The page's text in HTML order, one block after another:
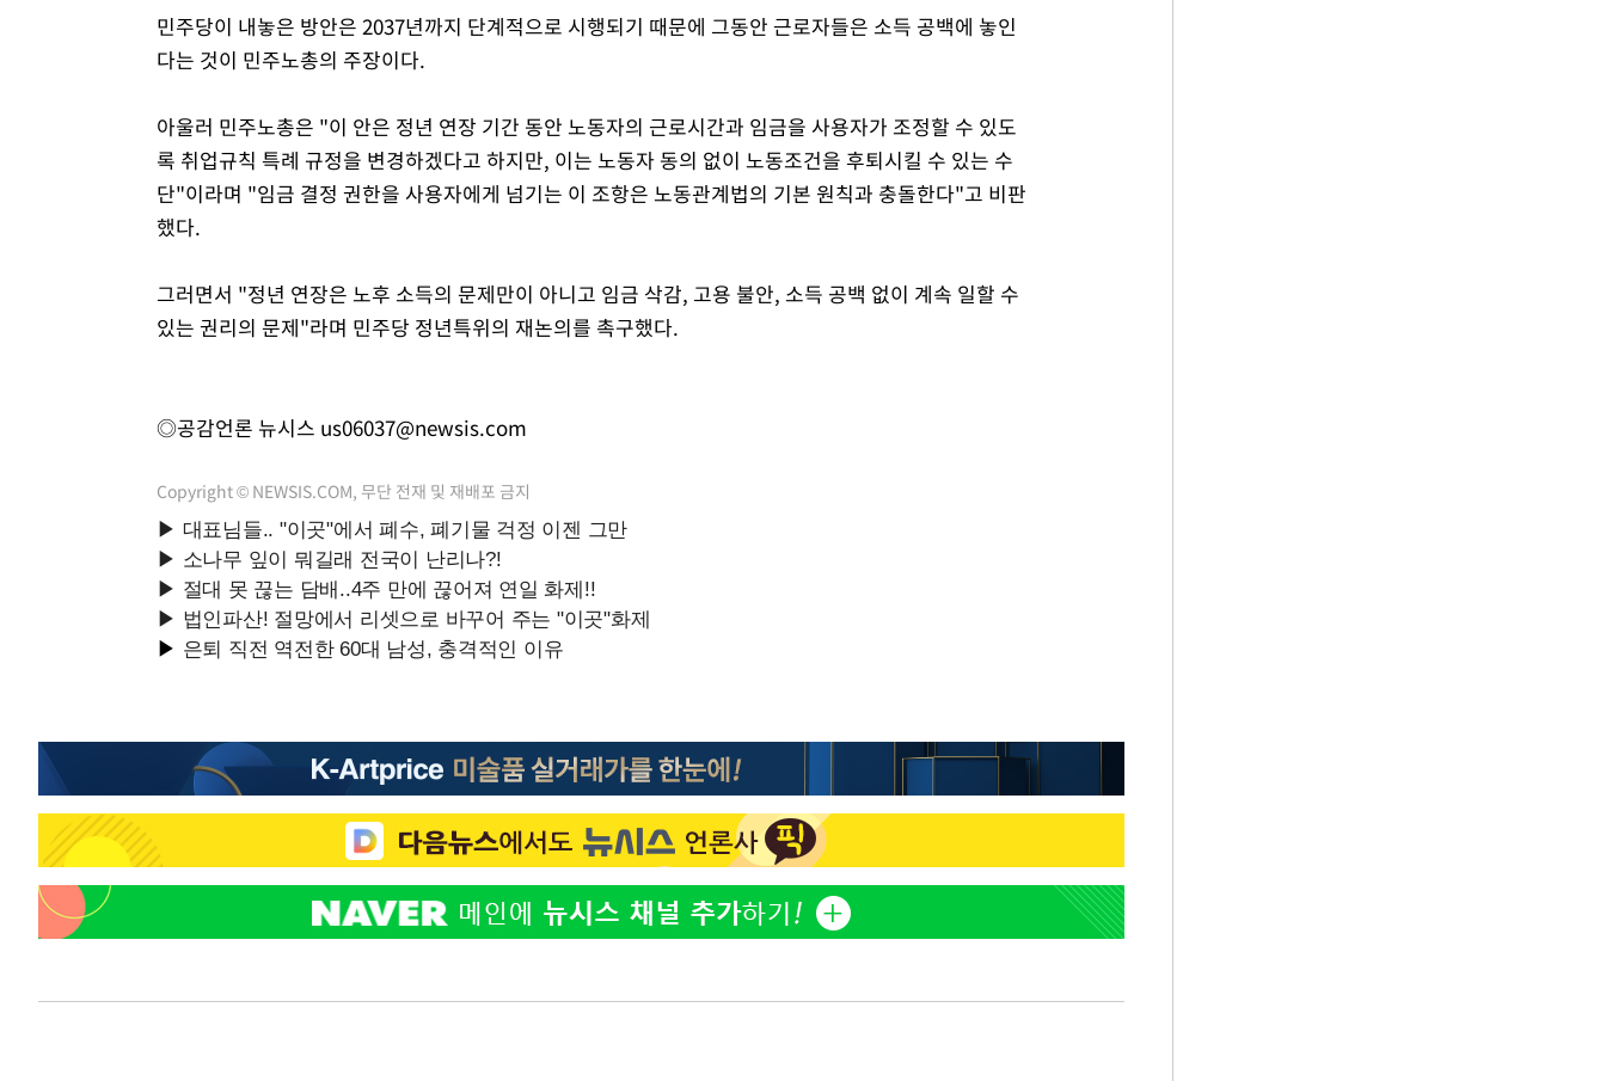
민주당이 내놓은 방안은 2037년까지 단계적으로 시행되기 때문에 그동안 근로자들은 소득 공백에 놓인
다는 것이 민주노총의 주장이다.
아울러 민주노총은 "이 안은 정년 연장 기간 동안 노동자의 근로시간과 임금을 사용자가 조정할 수 있도
록 취업규칙 특례 규정을 변경하겠다고 하지만, 이는 노동자 동의 없이 노동조건을 후퇴시킬 수 있는 수
단"이라며 "임금 결정 권한을 사용자에게 넘기는 이 조항은 노동관계법의 기본 원칙과 충돌한다"고 비판
했다.
그러면서 "정년 연장은 노후 소득의 문제만이 아니고 임금 삭감, 고용 불안, 소득 공백 없이 계속 일할 수
있는 권리의 문제"라며 민주당 정년특위의 재논의를 촉구했다.
◎공감언론 뉴시스 us06037@newsis.com
Copyright © NEWSIS.COM, 무단 전재 및 재배포 금지